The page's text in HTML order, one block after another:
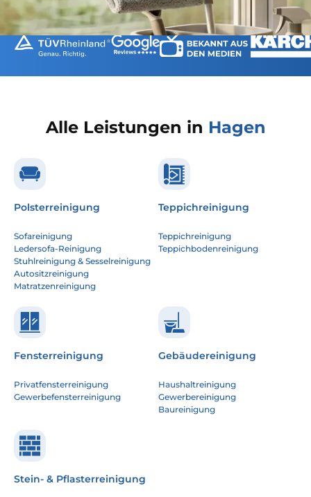
Alle Leistungen in Hagen
Polsterreinigung
Sofareinigung
Ledersofa-Reinigung
Stuhlreinigung & Sesselreinigung
Autositzreinigung
Matratzenreinigung
Teppichreinigung
Teppichreinigung
Teppichbodenreinigung
Fensterreinigung
Privatfensterreinigung
Gewerbefensterreinigung
Gebäudereinigung
Haushaltreinigung
Gewerbereinigung
Baureinigung
Stein- & Pflasterreinigung